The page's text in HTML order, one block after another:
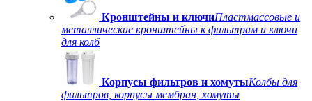
Кронштейны и ключиПластмассовые и
металлические кронштейны к фильтрам и ключи
для колб
Корпусы фильтров и хомутыКолбы для
фильтров, корпусы мембран, хомуты